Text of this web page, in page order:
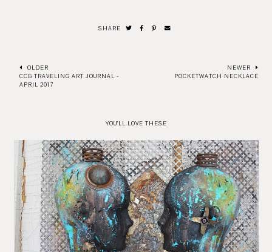
SHARE
OLDER
CCB TRAVELING ART JOURNAL -
APRIL 2017
NEWER
POCKETWATCH NECKLACE
YOU'LL LOVE THESE